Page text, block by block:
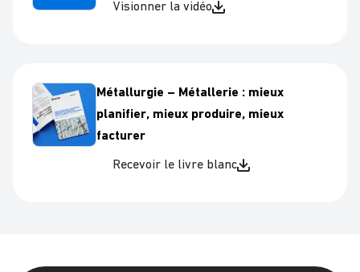
Visionner la vidéo
Métallurgie – Métallerie : mieux
planifier, mieux produire, mieux
facturer
Recevoir le livre blanc